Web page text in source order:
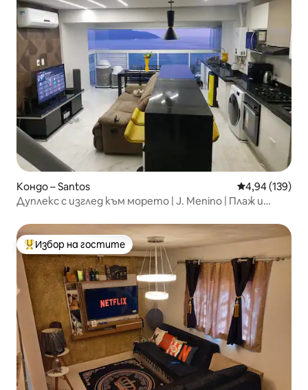
Кондо – Santos Средна
4,94 (139)
Дуплекс с изглед към морето | J. Menino | Плаж и
Най-популярен избор на гостите
Избор на гостите